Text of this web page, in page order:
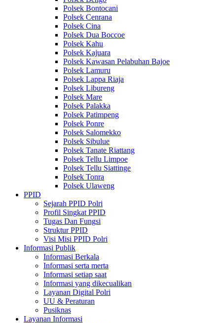
Polsek Bontocani
Polsek Cenrana
Polsek Cina
Polsek Dua Boccoe
Polsek Kahu
Polsek Kajuara
Polsek Kawasan Pelabuhan Bajoe
Polsek Lamuru
Polsek Lappa Riaja
Polsek Libureng
Polsek Mare
Polsek Palakka
Polsek Patimpeng
Polsek Ponre
Polsek Salomekko
Polsek Sibulue
Polsek Tanate Riattang
Polsek Tellu Limpoe
Polsek Tellu Siattinge
Polsek Tonra
Polsek Ulaweng
PPID
Sejarah PPID Polri
Profil Singkat PPID
Tugas Dan Fungsi
Struktur PPID
Visi Misi PPID Polri
Informasi Publik
Informasi Berkala
Informasi serta merta
Informasi setiap saat
Informasi yang dikecualikan
Layanan Digital Polri
UU & Peraturan
Pusiknas
Layanan Informasi